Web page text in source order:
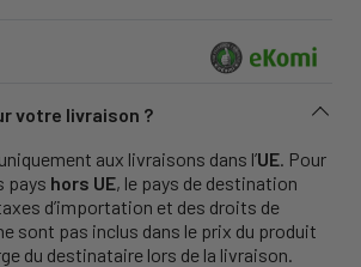
votre livraison ?
aux livraisons dans l’UE. Pour
pays hors UE, le pays de destination
d’importation et des droits de
sont pas inclus dans le prix du produit
du destinataire lors de la livraison.